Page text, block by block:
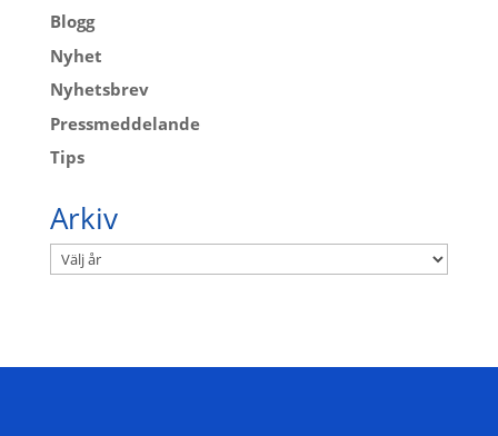
Blogg
Nyhet
Nyhetsbrev
Pressmeddelande
Tips
Arkiv
Arkiv